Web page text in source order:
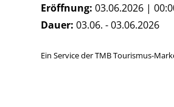
Eröffnung: 03.06.2026 |
Dauer: 03.06. - 03.06.2026
Ein Service der TMB Tourismus-